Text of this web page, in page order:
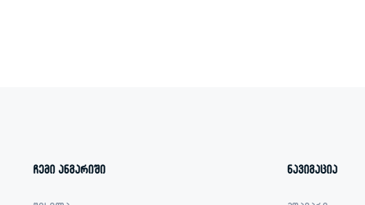
ჩემი ანგარიში ნავიგაცია